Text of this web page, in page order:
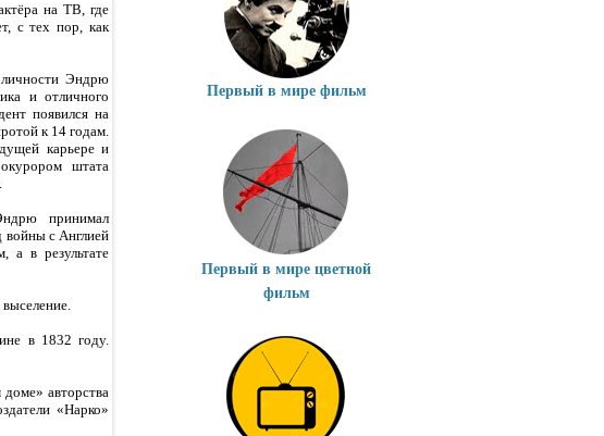
на ТВ, где
с тех пор, как
Эндрю
и отличного
появился на
к 14 годам.
карьере и
штата
принимал
войны с Англией
а в результате
в 1832 году.
авторства
«Нарко»
Первый в мире фильм
Первый в мире цветной
фильм